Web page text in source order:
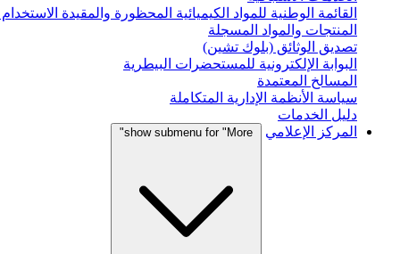
القائمة الوطنية للمواد الكيميائية المحظورة والمقيدة
المنتجات والمواد المسجلة
تصديق الوثائق (بلوك تشين)
البوابة الإلكترونية للمستحضرات البيطرية
المسالخ المعتمدة
سياسة الأنظمة الإدارية المتكاملة
دليل الخدمات
المركز الإعلامي
show submenu for "More"